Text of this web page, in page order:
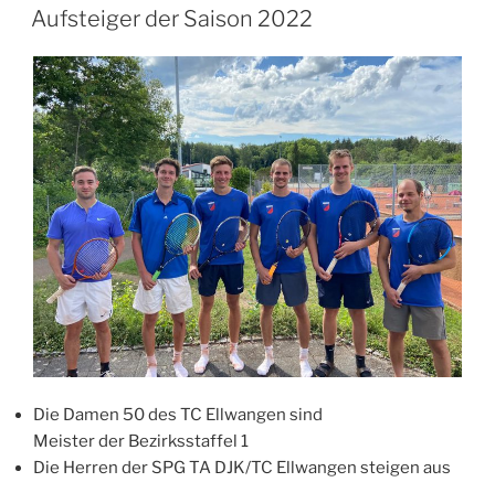
AM
Aufsteiger der Saison 2022
Die Damen 50 des TC Ellwangen sind
Meister der Bezirksstaffel 1
Die Herren der SPG TA DJK/TC Ellwangen steigen aus